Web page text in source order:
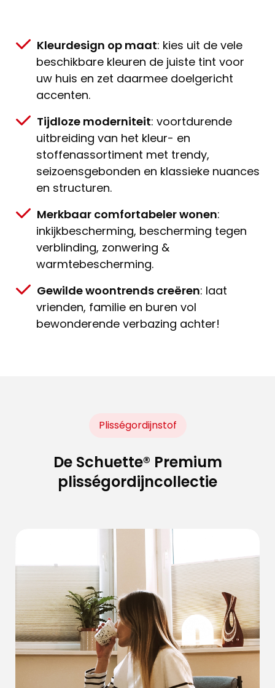
Kleurdesign op maat: kies uit de vele
beschikbare kleuren de juiste tint voor
uw huis en zet daarmee doelgericht
accenten.
Tijdloze moderniteit: voortdurende
uitbreiding van het kleur- en
stoffenassortiment met trendy,
seizoensgebonden en klassieke nuances
en structuren.
Merkbaar comfortabeler wonen:
inkijkbescherming, bescherming tegen
verblinding, zonwering &
warmtebescherming.
Gewilde woontrends creëren: laat
vrienden, familie en buren vol
bewonderende verbazing achter!
Plisségordijnstof
De Schuette® Premium
plisségordijncollectie